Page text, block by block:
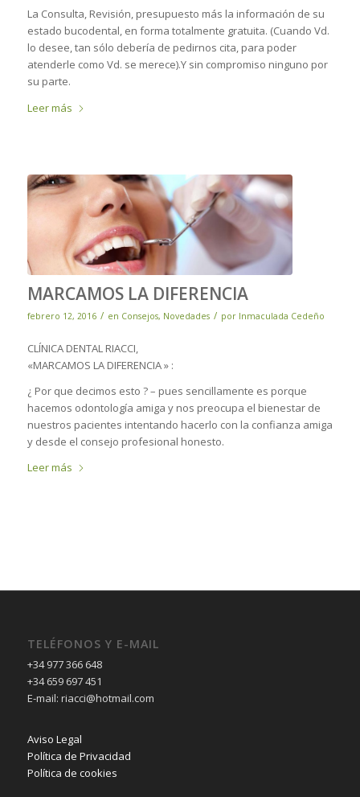
La Consulta, Revisión, presupuesto más la información de su
estado bucodental, en forma totalmente gratuita. (Cuando Vd.
lo desee, tan sólo debería de pedirnos cita, para poder
atenderle como Vd. se merece).Y sin compromiso ninguno por
su parte.
Leer más
MARCAMOS LA DIFERENCIA
febrero 12, 2016 / en Consejos, Novedades / por Inmaculada Cedeño
CLÍNICA DENTAL RIACCI,
«MARCAMOS LA DIFERENCIA » :
¿ Por que decimos esto ? – pues sencillamente es porque
hacemos odontología amiga y nos preocupa el bienestar de
nuestros pacientes intentando hacerlo con la confianza amiga
y desde el consejo profesional honesto.
Leer más
TELÉFONOS Y E-MAIL
+34 977 366 648
+34 659 697 451
E-mail: riacci@hotmail.com
Aviso Legal
Política de Privacidad
Política de cookies